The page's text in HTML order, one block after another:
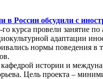
в России обсудили с
курса провели занятие
адаптации
нормы поведения
истории и
Цель проекта –